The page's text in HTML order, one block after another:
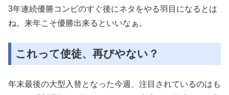
3年連続優勝コンビのすぐ後にネタをやる羽目になるとは
ね。来年こそ優勝出来るといいなぁ。
これって使徒、再びやない？
年末最後の大型入替となった今週、注目されているのはも